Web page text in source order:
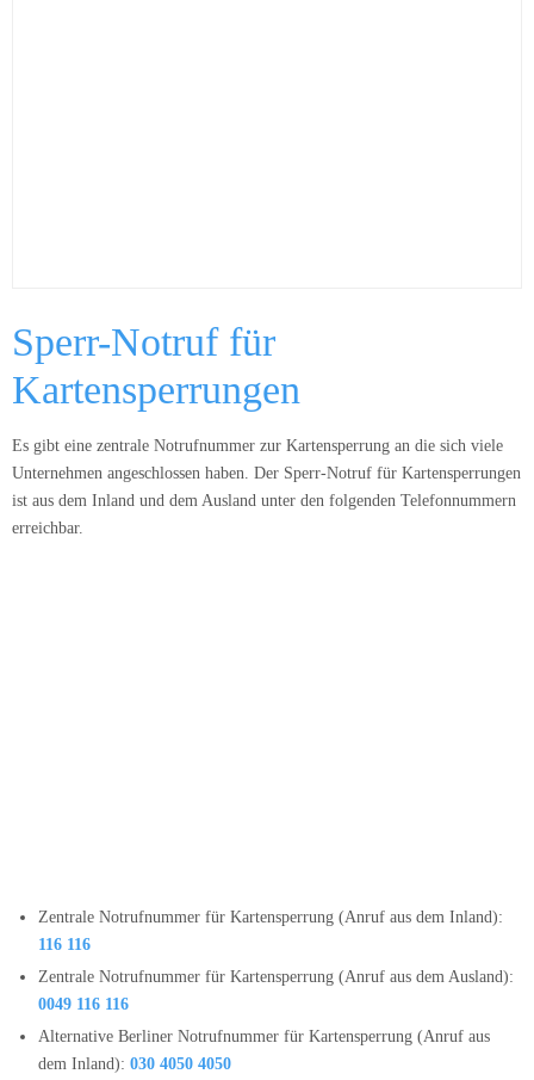
Sperr-Notruf für
Kartensperrungen
Es gibt eine zentrale Notrufnummer zur Kartensperrung an die sich viele
Unternehmen angeschlossen haben. Der Sperr-Notruf für Kartensperrungen
ist aus dem Inland und dem Ausland unter den folgenden Telefonnummern
erreichbar.
Zentrale Notrufnummer für Kartensperrung (Anruf aus dem Inland):
116 116
Zentrale Notrufnummer für Kartensperrung (Anruf aus dem Ausland):
0049 116 116
Alternative Berliner Notrufnummer für Kartensperrung (Anruf aus
dem Inland): 030 4050 4050